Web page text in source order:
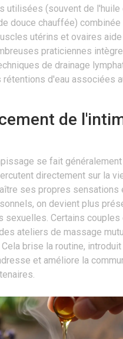
utilisées (souvent de l'huile
douce chauffée) combinée
utérins et ovaires
praticiennes
de drainage
rétentions d'eau associées
de
se fait
directement sur la
ses propres sensations
on devient plus
sexuelles. Certains
ateliers de massage
brise la routine,
et améliore la